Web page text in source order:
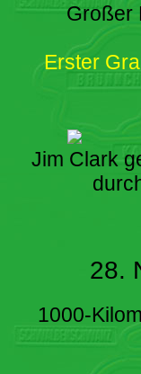
Großer
Erster
Jim Clark
28.
1000-